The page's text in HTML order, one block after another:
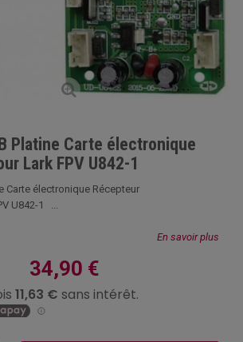
Platine Carte électronique
Lark FPV U842-1
Carte électronique Récepteur
U842-1 ...
En savoir plus
34,90 €